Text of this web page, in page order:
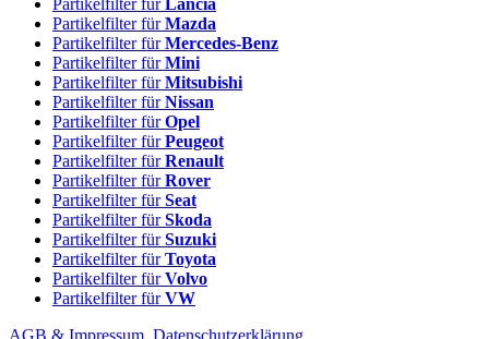
Partikelfilter fürLancia
Partikelfilter fürMazda
Partikelfilter fürMercedes-Benz
Partikelfilter fürMini
Partikelfilter fürMitsubishi
Partikelfilter fürNissan
Partikelfilter fürOpel
Partikelfilter fürPeugeot
Partikelfilter fürRenault
Partikelfilter fürRover
Partikelfilter fürSeat
Partikelfilter fürSkoda
Partikelfilter fürSuzuki
Partikelfilter fürToyota
Partikelfilter fürVolvo
Partikelfilter fürVW
AGB & Impressum Datenschutzerklärung